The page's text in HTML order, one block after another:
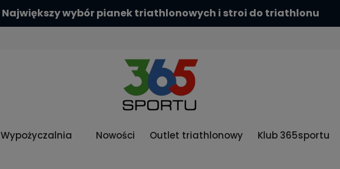
Największy wybór pianek triathlonowych i stroi do triathlonu
Wypożyczalnia Nowości Outlet triathlonowy Klub 365sportu